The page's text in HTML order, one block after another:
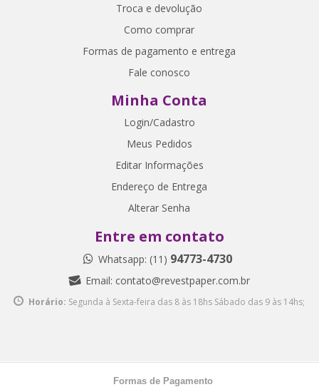
Troca e devolução
Como comprar
Formas de pagamento e entrega
Fale conosco
Minha Conta
Login/Cadastro
Meus Pedidos
Editar Informações
Endereço de Entrega
Alterar Senha
Entre em contato
Whatsapp: (11) 94773-4730
Email: contato@revestpaper.com.br
Horário: Segunda à Sexta-feira das 8 às 18hs Sábado das 9 às 14hs;
Formas de Pagamento